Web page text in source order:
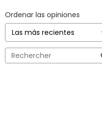
Ordenar las opiniones